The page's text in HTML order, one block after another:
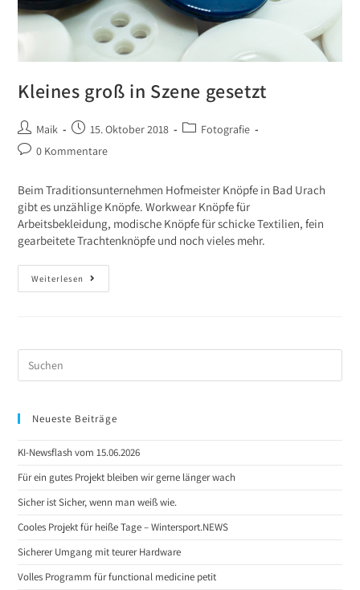
Kleines groß in Szene gesetzt
Maik 15. Oktober 2018
Fotografie
0 Kommentare
Beim Traditionsunternehmen Hofmeister Knöpfe in Bad Urach
gibt es unzählige Knöpfe. Workwear Knöpfe für
Arbeitsbekleidung, modische Knöpfe für schicke Textilien, fein
gearbeitete Trachtenknöpfe und noch vieles mehr.
Weiterlesen
Neueste Beiträge
KI-Newsflash vom 15.06.2026
Für ein gutes Projekt bleiben wir gerne länger wach
Sicher ist Sicher, wenn man weiß wie.
Cooles Projekt für heiße Tage – Wintersport.NEWS
Sicherer Umgang mit teurer Hardware
Volles Programm für functional medicine petit